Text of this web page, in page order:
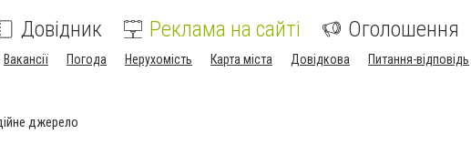
Довідник Реклама на сайті Оголошення
Вакансії Погода Нерухомість Карта міста Довідкова Питання-відповідь
джерело